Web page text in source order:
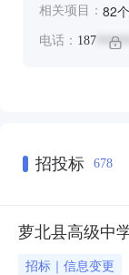
相关项目： 82个
电话： 187 ******
招投标 678
萝北县高级中
招标｜信息变更